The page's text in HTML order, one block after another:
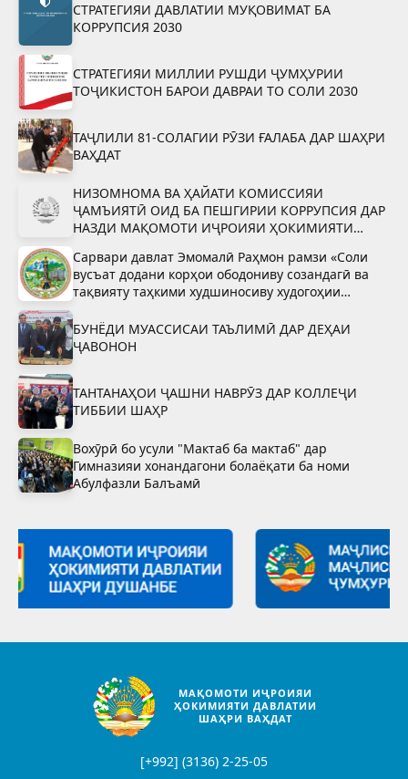
СТРАТЕГИЯИ ДАВЛАТИИ МУҚОВИМАТ БА
КОРРУПСИЯ 2030
СТРАТЕГИЯИ МИЛЛИИ РУШДИ ҶУМҲУРИИ
ТОҶИКИСТОН БАРОИ ДАВРАИ ТО СОЛИ 2030
ТАҶЛИЛИ 81-СОЛАГИИ РӮЗИ ҒАЛАБА ДАР ШАҲРИ
ВАҲДАТ
НИЗОМНОМА ВА ҲАЙАТИ КОМИССИЯИ
ҶАМЪИЯТӢ ОИД БА ПЕШГИРИИ КОРРУПСИЯ ДАР
НАЗДИ МАҚОМОТИ ИҶРОИЯИ ҲОКИМИЯТИ
Сарвари давлат Эмомалӣ Раҳмон рамзи «Соли
вусъат додани корҳои ободониву созандагӣ ва
тақвияту таҳкими худшиносиву худогоҳии
БУНЁДИ МУАССИСАИ ТАЪЛИМӢ ДАР ДЕҲАИ
ҶАВОНОН
ТАНТАНАҲОИ ҶАШНИ НАВРӮЗ ДАР КОЛЛЕҶИ
ТИББИИ ШАҲР
Вохӯрӣ бо усули "Мактаб ба мактаб" дар
Гимназияи хонандагони болаёқати ба номи
Абулфазли Балъамӣ
МАҚОМОТИ ИҶРОИЯИ
ҲОКИМИЯТИ ДАВЛАТИИ
ШАҲРИ ВАҲДАТ
[+992] (3136) 2-25-05